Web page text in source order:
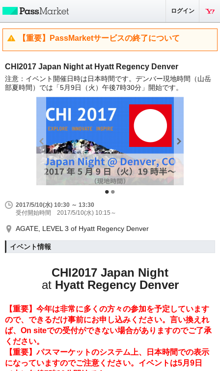
ログイン
【重要】PassMarketサービスの終了について
CHI2017 Japan Night at Hyatt Regency Denver
注意：イベント開催日時は日本時間です。デンバー現地時間（山岳
部夏時間）では「5月9日（火）午後7時30分」開始です。
2017/5/10(水) 10:30 ～ 13:30
受付開始時間 2017/5/10(水) 10:15～
AGATE, LEVEL 3 of Hyatt Regency Denver
イベント情報
CHI2017 Japan Night
at Hyatt Regency Denver
【重要】今年は非常に多くの方々の参加を予定しています
ので、できるだけ事前にお申し込みください。言い換えれ
ば、On siteでの受付ができない場合がありますのでご了承
ください。
【重要】パスマーケットのシステム上、日本時間での表示
になっていますのでご注意ください。イベントは5月9日